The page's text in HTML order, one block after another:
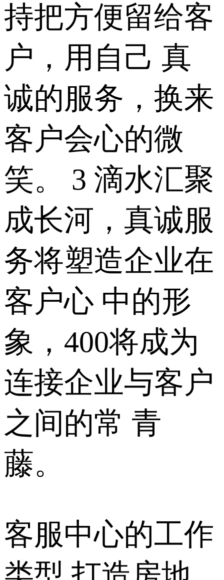
持把方便留给客
户，用自己 真
诚的服务，换来
客户会心的微
笑。 3 滴水汇聚
成长河，真诚服
务将塑造企业在
客户心 中的形
象，400将成为
连接企业与客户
之间的常 青
藤。
客服中心的工作